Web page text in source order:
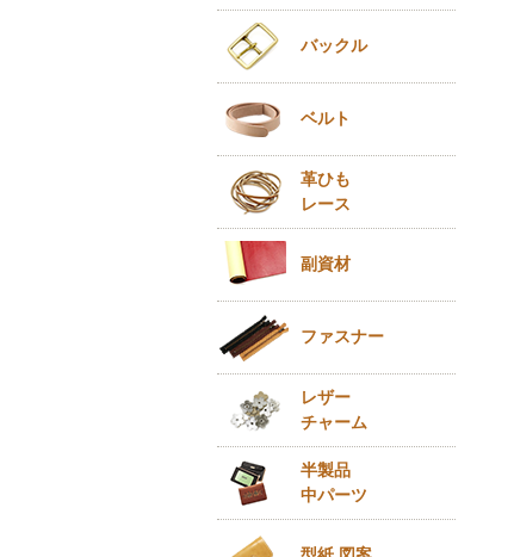
バックル
ベルト
革ひも
レース
副資材
ファスナー
レザー
チャーム
半製品
中パーツ